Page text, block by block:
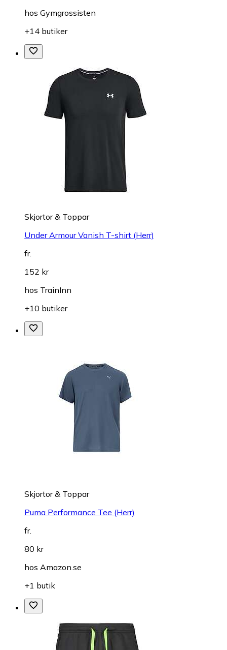
hos Gymgrossisten
+14 butiker
Skjortor & Toppar
Under Armour Vanish T-shirt (Herr)
fr.
152 kr
hos TrainInn
+10 butiker
Skjortor & Toppar
Puma Performance Tee (Herr)
fr.
80 kr
hos Amazon.se
+1 butik